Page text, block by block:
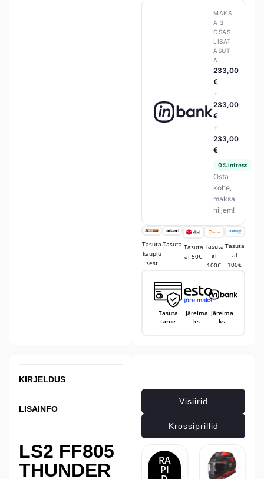
MAKS
A 3
OSAS
LISAT
ASUT
A
233,00
€
+
233,00
€
+
233,00
€
0% intress
Osta
kohe,
maksa
hiljem!
Tasuta
kauplu
sest
Tasuta Tasuta
al 50€
Tasuta
al
100€
Tasuta
al
100€
Tasuta
tarne
Järelma
ks
Järelma
ks
KIRJELDUS
LISAINFO
LS2 FF805
THUNDER
Visiirid
Krossiprillid
RA
PI